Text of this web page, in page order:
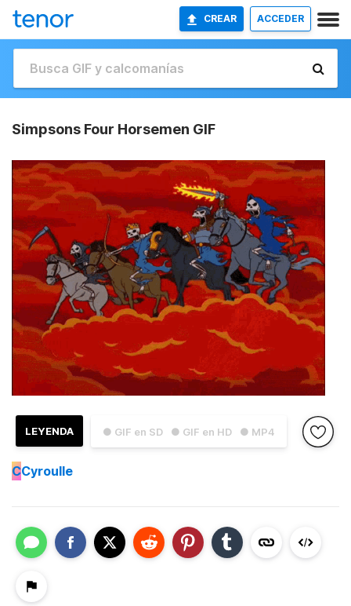
CREAR ACCEDER
Simpsons Four Horsemen GIF
● GIF en SD ● GIF en HD ● MP4
LEYENDA
CCyroulle